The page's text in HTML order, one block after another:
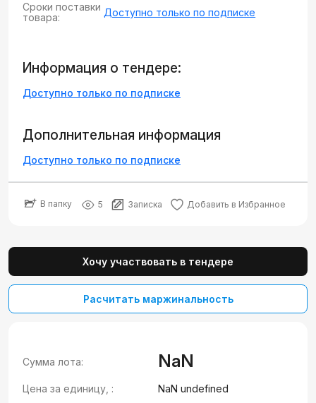
Сроки поставки
товара:
Доступно только по подписке
Информация о тендере:
Доступно только по подписке
Дополнительная информация
Доступно только по подписке
В папку 5 Записка Добавить в Избранное
Хочу участвовать в тендере
Расчитать маржинальность
Сумма лота: NaN
Цена за единицу, : NaN undefined